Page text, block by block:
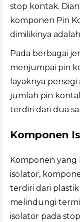
stop kontak.
komponen Pin
dimilikinya
Pada berbagai
menjumpai pin
layaknya
jumlah pin
terdiri dari dua
Komponen
Komponen
isolator,
terdiri dari
melindungi
isolator pada